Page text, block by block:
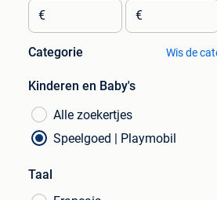
€ €
Categorie Wis de
Kinderen en Baby's
Alle zoekertjes
Speelgoed | Playmobil
Taal